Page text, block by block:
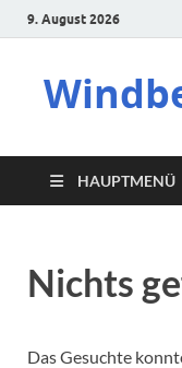
9. August 2026
HAUPTMENÜ
Nichts
Das Gesuchte